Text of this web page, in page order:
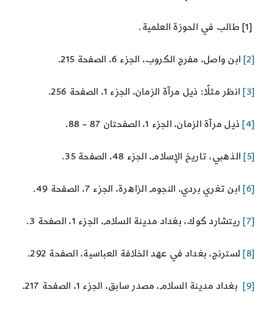
[1] طالب في الحوزة العلمية.
[2] ابن واصل، مفرج الكروب، الجزء 6، الصفحة 215.
[3] انظر مثلًا: ذيل مرآة الزمان، الجزء 1، الصفحة 256.
[4] ذيل مرآة الزمان، الجزء 1، الصفحتان 87 – 88.
[5] الذهبي، تاريخ الإسلام، الجزء 48، الصفحة 35.
[6] ابن تغري بردي، النجوم الزاهرة، الجزء 7، الصفحة 49.
[7] ريتشارد كوك، بغداد مدينة السلام، الجزء 1، الصفحة 3.
[8] لسترنج، بغداد في عهد الخلافة العباسية، الصفحة 292.
[9] بغداد مدينة السلام، مصدر سابق، الجزء 1، الصفحة 217.